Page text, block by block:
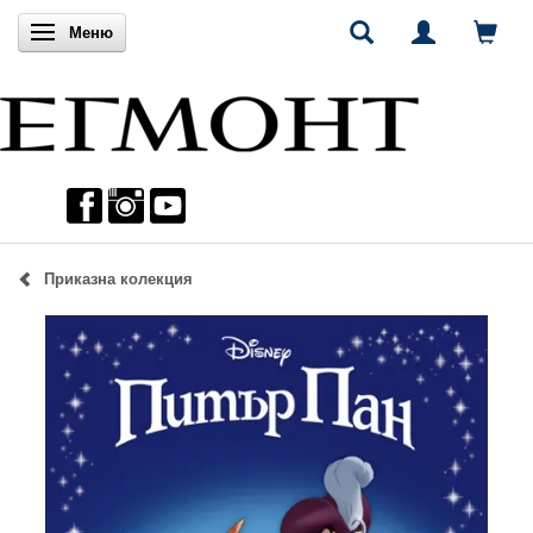
Включи навигацията
Меню
Приказна колекция